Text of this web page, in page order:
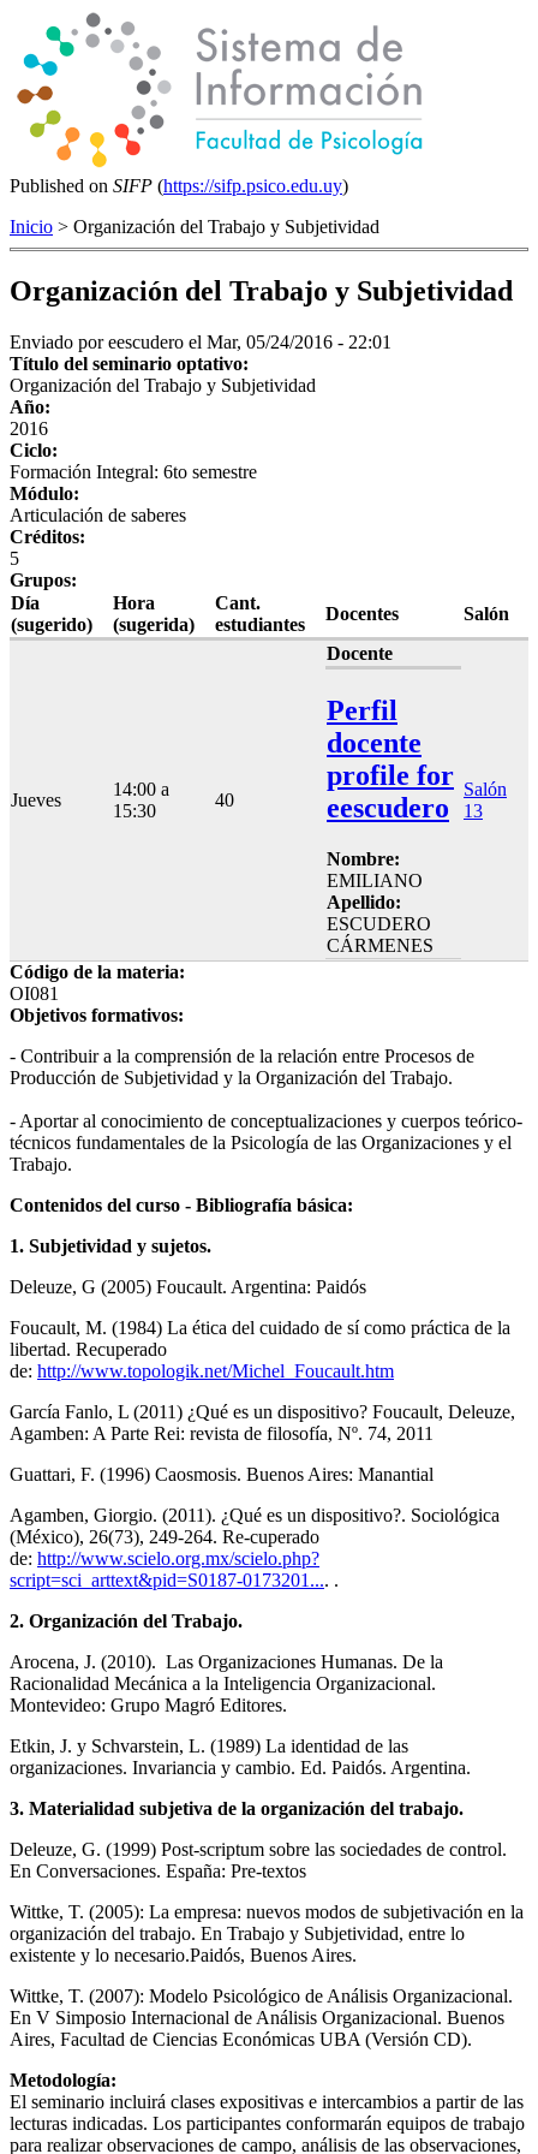
Published on SIFP (https://sifp.psico.edu.uy)
Inicio > Organización del Trabajo y Subjetividad
Organización del Trabajo y Subjetividad
Enviado poreescudero el Mar, 05/24/2016 - 22:01
Título del seminario optativo:
Organización del Trabajo y Subjetividad
Año:
2016
Ciclo:
Formación Integral: 6to semestre
Módulo:
Articulación de saberes
Créditos:
5
Grupos:
Día
(sugerido)
Hora
(sugerida)
Cant.
estudiantes
Docentes Salón
Jueves
14:00 a
15:30
40
Docente
Perfil
docente
profile for
eescudero
Nombre:
EMILIANO
Apellido:
ESCUDERO
CÁRMENES
Salón
13
Código de la materia:
OI081
Objetivos formativos:
- Contribuir a la comprensión de la relación entre Procesos de
Producción de Subjetividad y la Organización del Trabajo.
- Aportar al conocimiento de conceptualizaciones y cuerpos teórico-
técnicos fundamentales de la Psicología de las Organizaciones y el
Trabajo.
Contenidos del curso - Bibliografía básica:
1. Subjetividad y sujetos.
Deleuze, G (2005) Foucault. Argentina: Paidós
Foucault, M. (1984) La ética del cuidado de sí como práctica de la
libertad. Recuperado
de: http://www.topologik.net/Michel_Foucault.htm
García Fanlo, L (2011) ¿Qué es un dispositivo? Foucault, Deleuze,
Agamben: A Parte Rei: revista de filosofía, Nº. 74, 2011
Guattari, F. (1996) Caosmosis. Buenos Aires: Manantial
Agamben, Giorgio. (2011). ¿Qué es un dispositivo?. Sociológica
(México), 26(73), 249-264. Re-cuperado
de: http://www.scielo.org.mx/scielo.php?
script=sci_arttext&pid=S0187-0173201.... .
2. Organización del Trabajo.
Arocena, J. (2010). Las Organizaciones Humanas. De la
Racionalidad Mecánica a la Inteligencia Organizacional.
Montevideo: Grupo Magró Editores.
Etkin, J. y Schvarstein, L. (1989) La identidad de las
organizaciones. Invariancia y cambio. Ed. Paidós. Argentina.
3. Materialidad subjetiva de la organización del trabajo.
Deleuze, G. (1999) Post-scriptum sobre las sociedades de control.
En Conversaciones. España: Pre-textos
Wittke, T. (2005): La empresa: nuevos modos de subjetivación en la
organización del trabajo. En Trabajo y Subjetividad, entre lo
existente y lo necesario.Paidós, Buenos Aires.
Wittke, T. (2007): Modelo Psicológico de Análisis Organizacional.
En V Simposio Internacional de Análisis Organizacional. Buenos
Aires, Facultad de Ciencias Económicas UBA (Versión CD).
Metodología:
El seminario incluirá clases expositivas e intercambios a partir de las
lecturas indicadas. Los participantes conformarán equipos de trabajo
para realizar observaciones de campo, análisis de las observaciones,